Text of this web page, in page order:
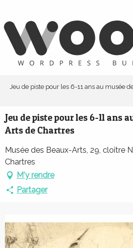
contenu
principal
Jeu de piste pour les 6-11 ans au musée
Jeu de piste pour les 6-11 ans
Arts de Chartres
Musée des Beaux-Arts, 29, cloître
Chartres
M'y rendre
Partager